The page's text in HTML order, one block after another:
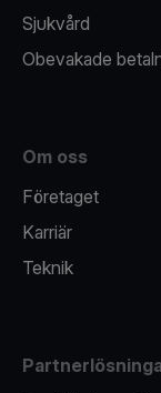
Sjukvård
Obevakade
Om oss
Företaget
Karriär
Teknik